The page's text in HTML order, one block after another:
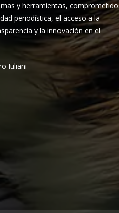
y herramientas,
periodística, el acceso a la
y la innovación en el
Iuliani